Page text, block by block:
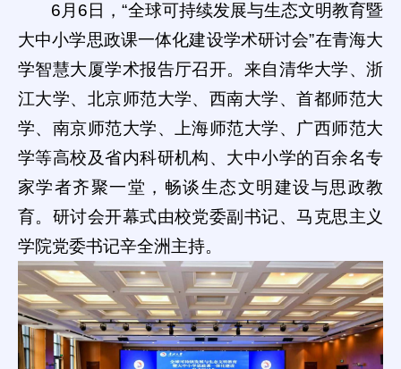
6月6日，“全球可持续发展与生态文明教育暨
大中小学思政课一体化建设学术研讨会”在青海大
学智慧大厦学术报告厅召开。来自清华大学、浙
江大学、北京师范大学、西南大学、首都师范大
学、南京师范大学、上海师范大学、广西师范大
学等高校及省内科研机构、大中小学的百余名专
家学者齐聚一堂，畅谈生态文明建设与思政教
育。研讨会开幕式由校党委副书记、马克思主义
学院党委书记辛全洲主持。